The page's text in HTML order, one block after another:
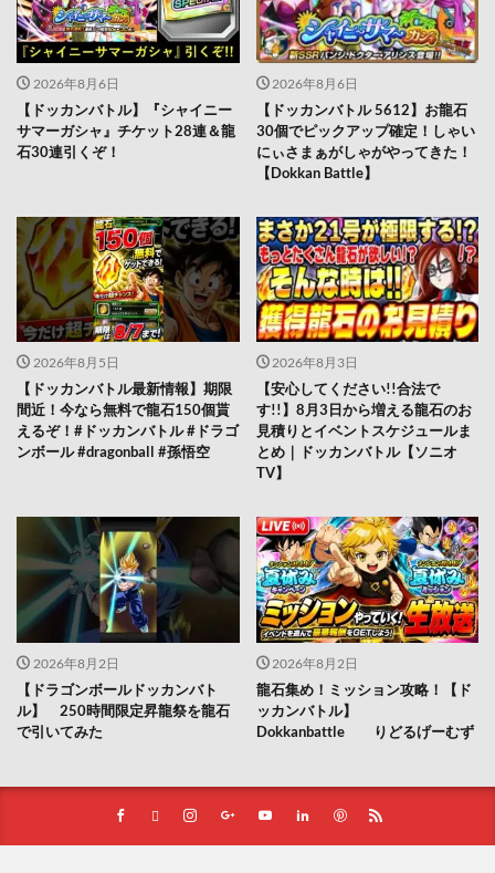
2026年8月6日
【ドッカンバトル】『シャイニー
サマーガシャ』チケット28連＆龍
石30連引くぞ！
2026年8月6日
【ドッカンバトル 5612】お龍石
30個でピックアップ確定！しゃい
にぃさまぁがしゃがやってきた！
【Dokkan Battle】
2026年8月5日
【ドッカンバトル最新情報】期限
間近！今なら無料で龍石150個貰
えるぞ！#ドッカンバトル #ドラゴ
ンボール #dragonball #孫悟空
2026年8月3日
【安心してください!!合法で
す!!】8月3日から増える龍石のお
見積りとイベントスケジュールま
とめ｜ドッカンバトル【ソニオ
TV】
2026年8月2日
【ドラゴンボールドッカンバト
ル】 250時間限定昇龍祭を龍石
で引いてみた
2026年8月2日
龍石集め！ミッション攻略！【ド
ッカンバトル】
Dokkanbattle りどるげーむず